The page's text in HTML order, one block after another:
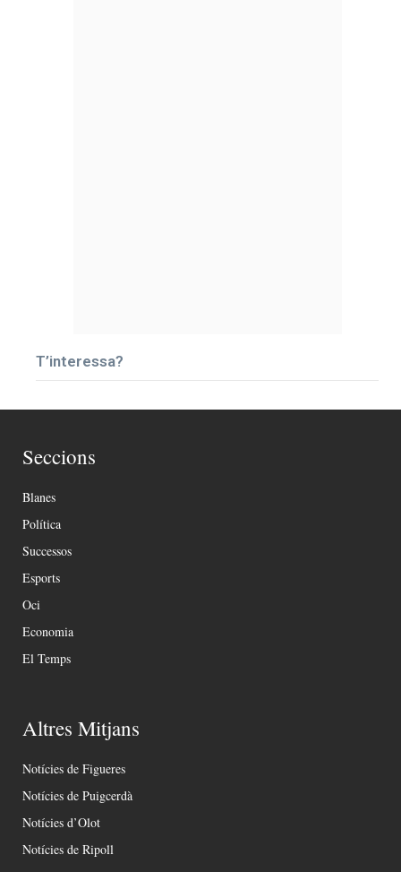
T’interessa?
Seccions
Blanes
Política
Successos
Esports
Oci
Economia
El Temps
Altres Mitjans
Notícies de Figueres
Notícies de Puigcerdà
Notícies d’Olot
Notícies de Ripoll